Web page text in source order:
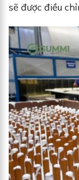
sẽ được điều